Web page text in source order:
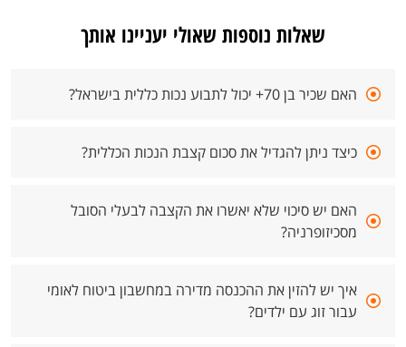
שאלות נוספות שאולי יעניינו אותך
האם שכיר בן 70+ יכול לתבוע נכות כללית בישראל?
כיצד ניתן להגדיל את סכום קצבת הנכות הכללית?
האם יש סיכוי שלא יאשרו את הקצבה לבעלי הסובל
מסכיזופרניה?
איך יש להזין את ההכנסה מדירה במחשבון ביטוח לאומי
עבור זוג עם ילדים?